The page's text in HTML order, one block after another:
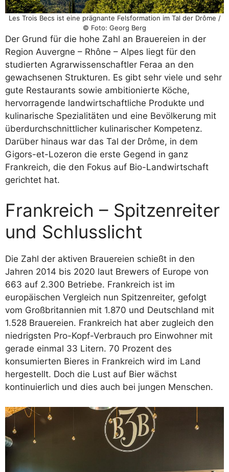
Les Trois Becs ist eine prägnante Felsformation im Tal der Drôme /
© Foto: Georg Berg
Der Grund für die hohe Zahl an Brauereien in der
Region Auvergne – Rhône – Alpes liegt für den
studierten Agrarwissenschaftler Feraa an den
gewachsenen Strukturen. Es gibt sehr viele und sehr
gute Restaurants sowie ambitionierte Köche,
hervorragende landwirtschaftliche Produkte und
kulinarische Spezialitäten und eine Bevölkerung mit
überdurchschnittlicher kulinarischer Kompetenz.
Darüber hinaus war das Tal der Drôme, in dem
Gigors-et-Lozeron die erste Gegend in ganz
Frankreich, die den Fokus auf Bio-Landwirtschaft
gerichtet hat.
Frankreich – Spitzenreiter
und Schlusslicht
Die Zahl der aktiven Brauereien schießt in den
Jahren 2014 bis 2020 laut Brewers of Europe von
663 auf 2.300 Betriebe. Frankreich ist im
europäischen Vergleich nun Spitzenreiter, gefolgt
vom Großbritannien mit 1.870 und Deutschland mit
1.528 Brauereien. Frankreich hat aber zugleich den
niedrigsten Pro-Kopf-Verbrauch pro Einwohner mit
gerade einmal 33 Litern. 70 Prozent des
konsumierten Bieres in Frankreich wird im Land
hergestellt. Doch die Lust auf Bier wächst
kontinuierlich und dies auch bei jungen Menschen.